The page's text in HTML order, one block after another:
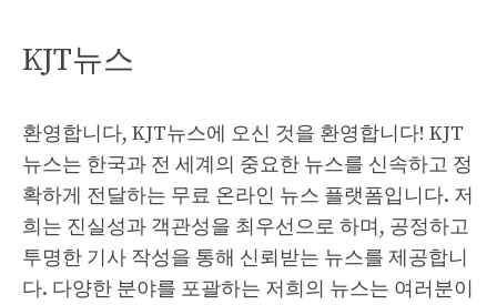
KJT뉴스
환영합니다, KJT뉴스에 오신 것을 환영합니다! KJT
뉴스는 한국과 전 세계의 중요한 뉴스를 신속하고 정
확하게 전달하는 무료 온라인 뉴스 플랫폼입니다. 저
희는 진실성과 객관성을 최우선으로 하며, 공정하고
투명한 기사 작성을 통해 신뢰받는 뉴스를 제공합니
다. 다양한 분야를 포괄하는 저희의 뉴스는 여러분이